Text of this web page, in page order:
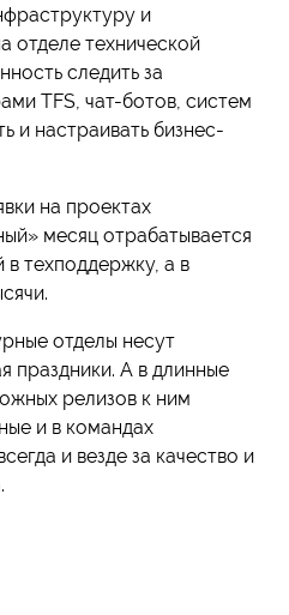
и
отделе технической
следить за
TFS, чат-ботов, систем
и настраивать бизнес-
на проектах
месяц отрабатывается
техподдержку, а в
отделы несут
праздники. А в длинные
релизов к ним
и в командах
и везде за качество и